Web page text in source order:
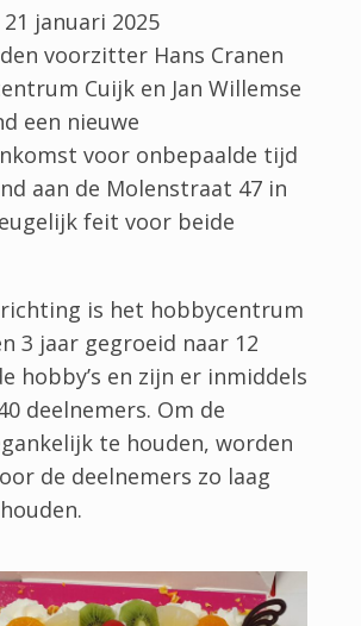
januari 2025
voorzitter Hans Cranen
Cuijk en Jan Willemse
een nieuwe
voor onbepaalde tijd
aan de Molenstraat 47 in
feit voor beide
is het hobbycentrum
3 jaar gegroeid naar 12
hobby’s en zijn er inmiddels
deelnemers. Om de
te houden, worden
de deelnemers zo laag